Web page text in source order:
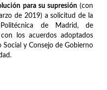
para su supresión(con
de 2019) a solicitud de la
Politécnica de Madrid, de
los acuerdos adoptados
Social y Consejo de Gobierno